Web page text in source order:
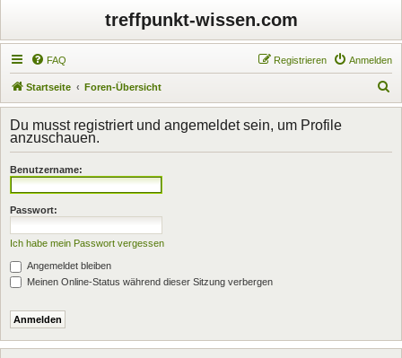
treffpunkt-wissen.com
FAQ Anmelden
Registrieren
Startseite Foren-Übersicht
u
h
Du musst registriert und angemeldet sein, um Profile
anzuschauen.
Benutzername:
Passwort:
Ich habe mein Passwort vergessen
Angemeldet bleiben
Meinen Online-Status während dieser Sitzung verbergen